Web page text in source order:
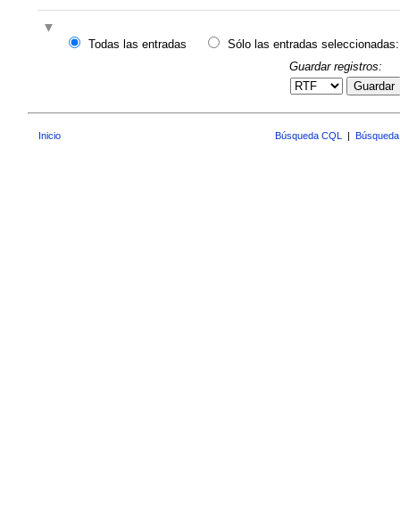
Todas las entradas
Sólo las entradas seleccionadas:
Guardar registros:
Guardar
Inicio Búsqueda CQL